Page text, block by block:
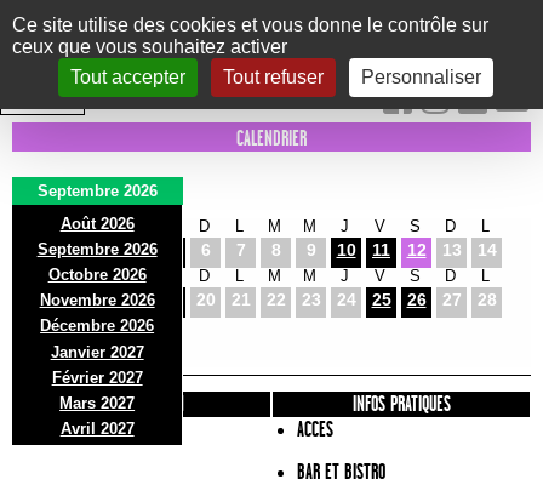
Panneau de gestion des cookies
Ce site utilise des cookies et vous donne le contrôle sur
ceux que vous souhaitez activer
Tout accepter
Tout refuser Personnaliser
Le Marni
CONCERTS DANSE/CIRQUE THÉÂTRE KIDS EXPOS EVENTS
INTRA MUROS
CALENDRIER
Septembre 2026
Août 2026
Septembre 2026
Octobre 2026
Novembre 2026
Décembre 2026
Janvier 2027
Février 2027
Mars 2027
Avril 2027
M
2
J
3
V
4
D
6 7
M
8
M
9
J
10
V
11
S
12
D
13 14
M
16
J
17
V
18
D
20 21
M
22
M
23
J
24
V
25
S
26
D
27 28
M
30
PRÉSENTATION
INFOS PRATIQUES
ACCES
BAR ET BISTRO